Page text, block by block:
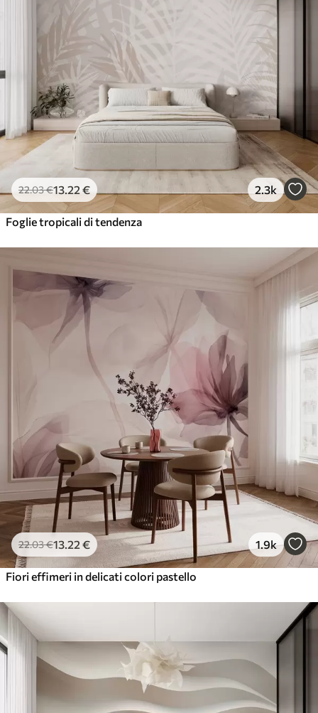
22.03€13 .22 € 2.3k
Foglie tropicali di tendenza
22.03€13 .22 € 1.9k
Fiori effimeri in delicati colori pastello